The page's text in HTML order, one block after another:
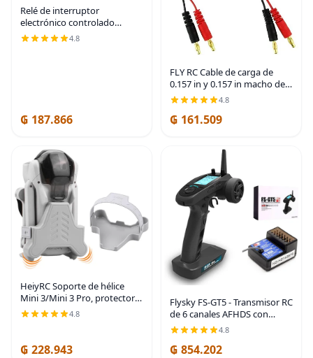
Relé de interruptor
electrónico controlado
remotamente AUX
encendido/apagado para
4.8
₲ 187.866
FLY RC Cable de carga de
0.157 in y 0.157 in macho de
plátano para JST 20 awg,
cable de carga de silicona
suave, 11.8 in, piezas Lipo
4.8
₲ 161.509
HeiyRC Soporte de hélice
Mini 3/Mini 3 Pro, protector
de correa de protección
estabilizador para DJI Mini 3
(gris)
4.8
₲ 228.943
Flysky FS-GT5 - Transmisor RC
de 6 canales AFHDS con
receptor FS-BS6 para RC
coche bote
4.8
₲ 854.202